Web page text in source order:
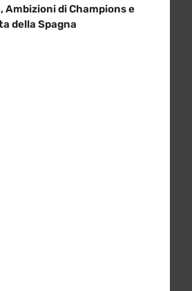
Ambizioni di Champions e
della Spagna